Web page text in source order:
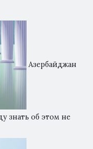
Азербайджан
знать об этом не